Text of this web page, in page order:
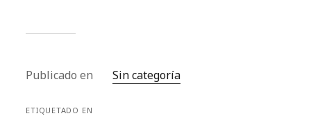
Publicado en Sin categoría
ETIQUETADO EN